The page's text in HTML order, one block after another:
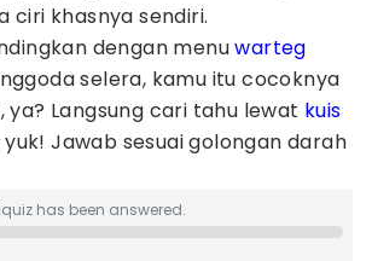
ciri khasnya sendiri.
dengan menuwarteg
selera, kamu itu cocoknya
ya? Langsung cari tahu lewat kuis
Jawab sesuai golongan darah
quiz has been answered.